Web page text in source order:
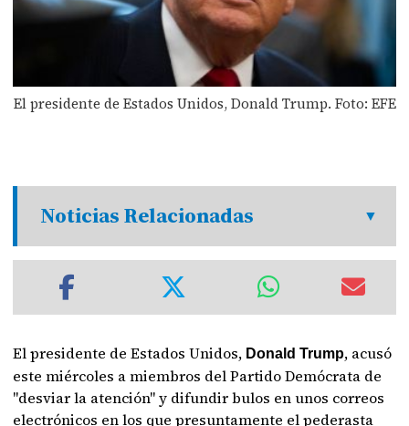
El presidente de Estados Unidos, Donald Trump. Foto: EFE
Noticias Relacionadas
El presidente de Estados Unidos, Donald Trump, acusó
este miércoles a miembros del Partido Demócrata de
"desviar la atención" y difundir bulos en unos correos
electrónicos en los que presuntamente el pederasta